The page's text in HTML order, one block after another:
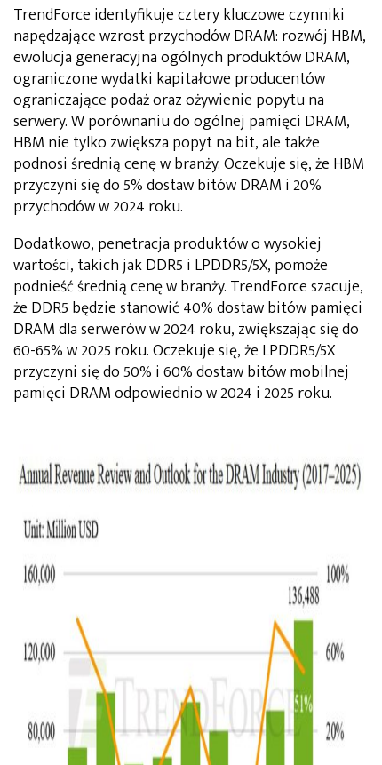
TrendForce identyfikuje cztery kluczowe czynniki
napędzające wzrost przychodów DRAM: rozwój HBM,
ewolucja generacyjna ogólnych produktów DRAM,
ograniczone wydatki kapitałowe producentów
ograniczające podaż oraz ożywienie popytu na
serwery. W porównaniu do ogólnej pamięci DRAM,
HBM nie tylko zwiększa popyt na bit, ale także
podnosi średnią cenę w branży. Oczekuje się, że HBM
przyczyni się do 5% dostaw bitów DRAM i 20%
przychodów w 2024 roku.
Dodatkowo, penetracja produktów o wysokiej
wartości, takich jak DDR5 i LPDDR5/5X, pomoże
podnieść średnią cenę w branży. TrendForce szacuje,
że DDR5 będzie stanowić 40% dostaw bitów pamięci
DRAM dla serwerów w 2024 roku, zwiększając się do
60-65% w 2025 roku. Oczekuje się, że LPDDR5/5X
przyczyni się do 50% i 60% dostaw bitów mobilnej
pamięci DRAM odpowiednio w 2024 i 2025 roku.